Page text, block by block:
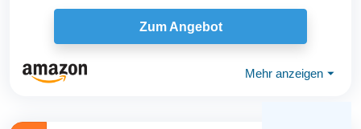
Zum Angebot
Mehr anzeigen ⏷